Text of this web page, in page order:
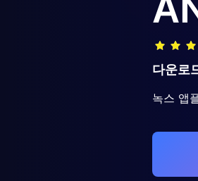
다운로
녹스 앱